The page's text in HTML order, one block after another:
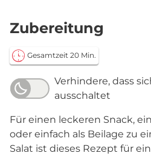
Zubereitung
Gesamtzeit 20 Min.
Verhindere, dass
ausschaltet
Für einen leckeren Snack,
oder einfach als Beilage zu
Salat ist dieses Rezept für